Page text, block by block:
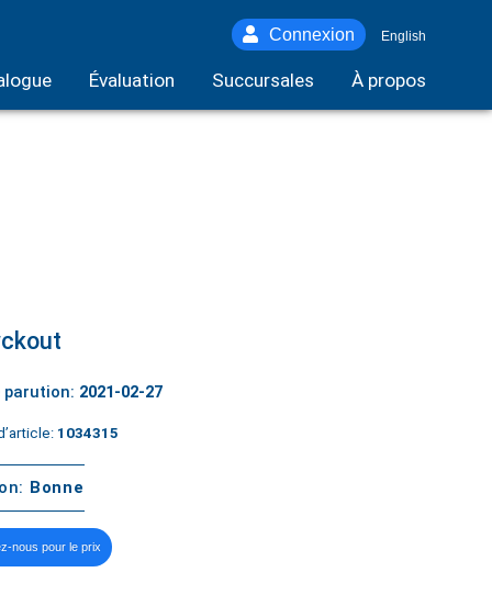
Connexion English
Évaluation Succursales À propos
parution: 2021-02-27
1034315
Bonne
nous pour le prix